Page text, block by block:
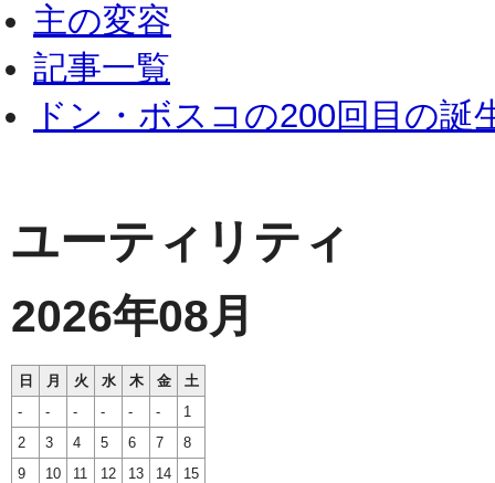
主の変容
記事一覧
ドン・ボスコの200回目の誕
ユーティリティ
2026年08月
日 月 火 水 木 金
土
-
- - - - -
1
2
3 4 5 6 7
8
9
10 11 12 13 14
15